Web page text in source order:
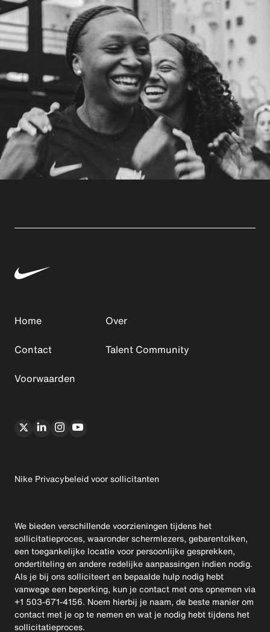
Home
Over
Contact
Talent Community
Voorwaarden
Nike Privacybeleid voor sollicitanten
We bieden verschillende voorzieningen tijdens het
sollicitatieproces, waaronder schermlezers, gebarentolken,
een toegankelijke locatie voor persoonlijke gesprekken,
ondertiteling en andere redelijke aanpassingen indien nodig.
Als je bij ons solliciteert en bepaalde hulp nodig hebt
vanwege een beperking, kun je contact met ons opnemen via
+1 503-671-4156. Noem hierbij je naam, de beste manier om
contact met je op te nemen en wat je nodig hebt tijdens het
sollicitatieproces.